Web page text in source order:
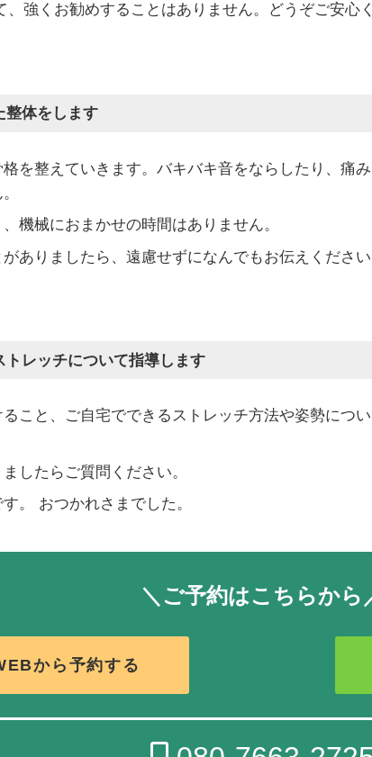
強くお勧めすることはありません。どうぞご安心く
整体をします
を整えていきます。バキバキ音をならしたり、痛
機械におまかせの時間はありません。
ありましたら、遠慮せずになんでもお伝えください
トレッチについて指導します
こと、ご自宅でできるストレッチ方法や姿勢につ
したらご質問ください。
。 おつかれさまでした。
＼ご予約はこちらから
から予約する